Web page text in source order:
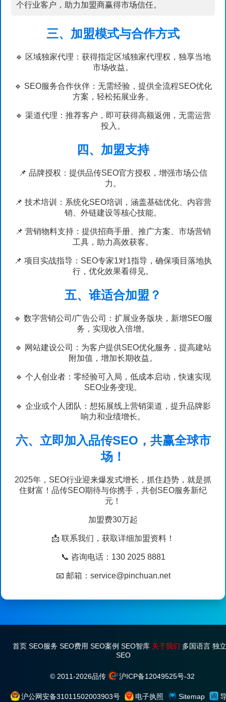
个行业客户，助力加盟商赢得市场信任。
三、加盟模式与合作方式
🔹 区域独家代理：获得指定区域独家代理权，独享当地
市场收益。
🔹 SEO服务合作伙伴：无需经验，提供全流程SEO优化
方案，轻松拓展业务。
🔹 渠道代理：推荐客户，即可获得高额返佣，无需运营
投入。
四、加盟支持
📌 品牌授权：提供品传SEO官方授权，增强市场公信
力。
📌 技术培训：系统化SEO培训，涵盖基础优化、内容营
销、外链建设等核心技能。
📌 营销物料支持：提供招商手册、推广方案、市场营销
工具，助力高效获客。
📌 项目实战指导：SEO专家1对1指导，确保项目落地执
行，优化效果看得见。
五、谁适合加盟？
🔹 数字营销公司/广告公司：扩展业务版块，新增SEO服
务，实现收入倍增。
🔹 网站建设公司：为客户提供SEO优化服务，提高建站
附加值，增加长期收益。
🔹 个人创业者：零经验可入局，低成本启动，快速实现
SEO业务变现。
🔹 企业或个人团队：想拓展线上营销渠道，提升品牌影
响力和业绩增长。
六、立即加入品传SEO，共赢全球市
场！
2025年，SEO行业迎来爆发式增长，抓住趋势，就是抓
住财富！品传SEO期待与你携手，共创SEO服务新纪
元！
加盟费30万起
📩 联系我们，获取详细加盟资料！
📞 咨询电话：130 2025 8881
📧 邮箱：service@pinchuan.net
首页 SEO服务 SEO费用 SEO案例 SEO智库 关于我们 多国语言 独
SEO
© 2011-2026品传 沪ICP备12049525号-32
沪公网安备31011502003903号 电子执照 Sitemap